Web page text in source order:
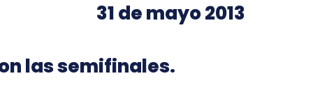
31 de mayo 2013
las semifinales.